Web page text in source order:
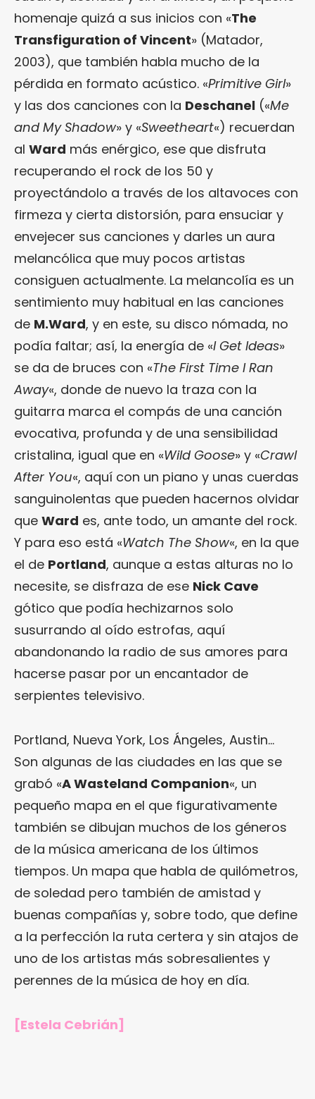
homenaje quizá a sus inicios con «The
Transfiguration of Vincent» (Matador,
2003), que también habla mucho de la
pérdida en formato acústico. «Primitive Girl»
y las dos canciones con la Deschanel («Me
and My Shadow» y «Sweetheart«) recuerdan
al Ward más enérgico, ese que disfruta
recuperando el rock de los 50 y
proyectándolo a través de los altavoces con
firmeza y cierta distorsión, para ensuciar y
envejecer sus canciones y darles un aura
melancólica que muy pocos artistas
consiguen actualmente. La melancolía es un
sentimiento muy habitual en las canciones
de M.Ward, y en este, su disco nómada, no
podía faltar; así, la energía de «I Get Ideas»
se da de bruces con «The First Time I Ran
Away«, donde de nuevo la traza con la
guitarra marca el compás de una canción
evocativa, profunda y de una sensibilidad
cristalina, igual que en «Wild Goose» y «Crawl
After You«, aquí con un piano y unas cuerdas
sanguinolentas que pueden hacernos olvidar
que Ward es, ante todo, un amante del rock.
Y para eso está «Watch The Show«, en la que
el de Portland, aunque a estas alturas no lo
necesite, se disfraza de ese Nick Cave
gótico que podía hechizarnos solo
susurrando al oído estrofas, aquí
abandonando la radio de sus amores para
hacerse pasar por un encantador de
serpientes televisivo.
Portland, Nueva York, Los Ángeles, Austin…
Son algunas de las ciudades en las que se
grabó «A Wasteland Companion«, un
pequeño mapa en el que figurativamente
también se dibujan muchos de los géneros
de la música americana de los últimos
tiempos. Un mapa que habla de quilómetros,
de soledad pero también de amistad y
buenas compañías y, sobre todo, que define
a la perfección la ruta certera y sin atajos de
uno de los artistas más sobresalientes y
perennes de la música de hoy en día.
[Estela Cebrián]